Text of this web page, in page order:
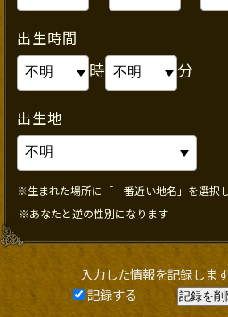
出生時間
時 分
出生地
※生まれた場所に「一番近い地名」を選択
※あなたと逆の性別になります
入力した情報を記録しま
記録する